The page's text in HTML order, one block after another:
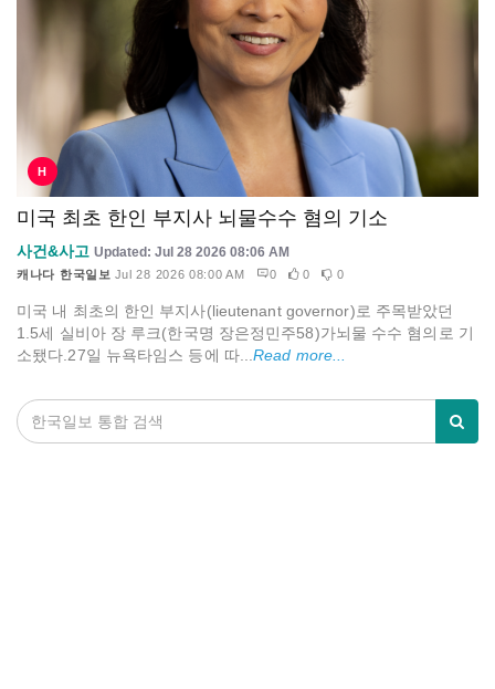
H
미국 최초 한인 부지사 뇌물수수 혐의 기소
사건&사고 Updated: Jul 28 2026 08:06 AM
캐나다 한국일보 Jul 28 2026 08:00 AM 0 0 0
미국 내 최초의 한인 부지사(lieutenant governor)로 주목받았던
1.5세 실비아 장 루크(한국명 장은정민주58)가뇌물 수수 혐의로 기
소됐다.27일 뉴욕타임스 등에 따...Read more...